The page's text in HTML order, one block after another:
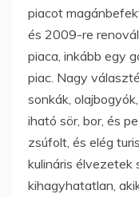
piacot
és 2009-re
piaca, inkább egy
piac. Nagy
sonkák,
iható sör, bor, és
zsúfolt, és elég
kulináris
kihagyhatatlan,